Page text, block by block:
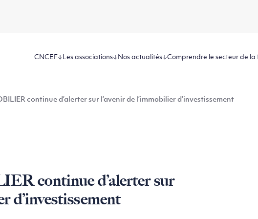
CNCEF Les associations Nos actualités Comprendre le secteur de la
continue d’alerter sur l’avenir de l’immobilier d’investissement
continue d’alerter sur
d’investissement